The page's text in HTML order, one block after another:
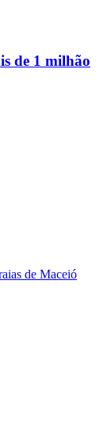
de 1 milhão
de Maceió